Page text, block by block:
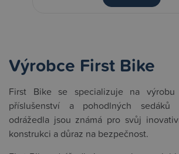
Výrobce First Bike
First Bike se specializuje na výrobu
příslušenství a pohodlných
odrážedla jsou známá pro svůj
konstrukci a důraz na bezpečnost.